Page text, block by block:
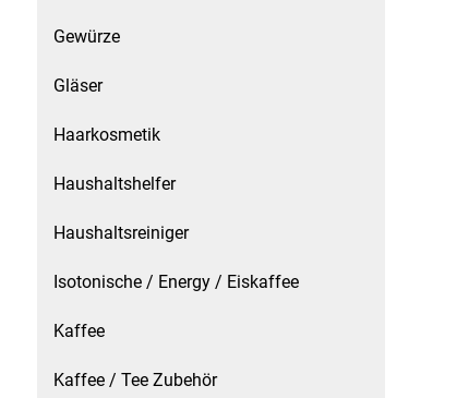
Porzellan
POS Material Trinkwerk
Sauergemüse
Gewürze
Gläser
Haarkosmetik
Haushaltshelfer
Haushaltsreiniger
Isotonische / Energy / Eiskaffee
Kaffee
Kaffee / Tee Zubehör